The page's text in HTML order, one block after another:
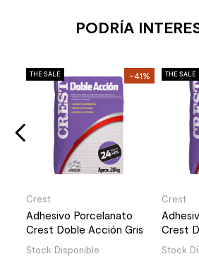
PODRÍA
THE SALE -41%
Crest
Adhesivo Porcelanato
Crest Doble Acción Gris
20 Kg
Stock Disponible
THE SALE
Crest
Crest
20 Kg
Stock